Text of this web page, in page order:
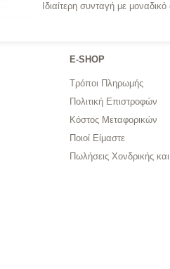
Ιδιαίτερη συνταγή με
Ε-SHOP
Τρόποι Πληρωμής
Πολιτική Επιστροφών
Κόστος Μεταφορικών
Ποιοί Είμαστε
Πωλήσεις Χονδρικής